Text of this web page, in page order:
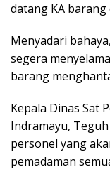
datang KA
Menyadari
segera
barang
Kepala Dinas Sat
Indramayu,
personel yang
pemadaman